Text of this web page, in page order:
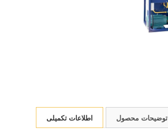
اطلاعات تکمیلی توضیحات محصول